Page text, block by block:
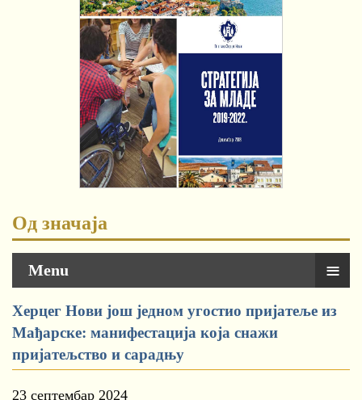
Од значаја
Menu ≡
Херцег Нови још једном угостио пријатеље из
Мађарске: манифестација која снажи
пријатељство и сарадњу
23 септембар 2024